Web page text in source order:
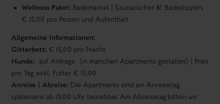
spätestens ab 15:00 Uhr beziehbar. Am Abreisetag bitten wir
dich, die Apartments bis 10:00 Uhr freizugeben. Bei einer
Anreise nach 17:00 Uhr bitten wir um telefonische
Benachrichtigung oder eine kurze E-Mail.
Tiefgaragen - Stellplatz:Pro gebuchter Einheit steht 1
Tiefgaragen - Stellplatz zur Verfügung | Garden.Suite 6 |
großteils Balcony.Suite 6 sowie Premium.Penthouse 2